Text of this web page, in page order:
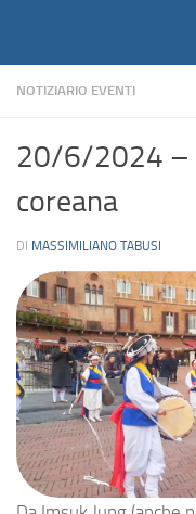
NOTIZIARIO EVENTI
20/6/2024 –
coreana
DI MASSIMILIANO TABUSI